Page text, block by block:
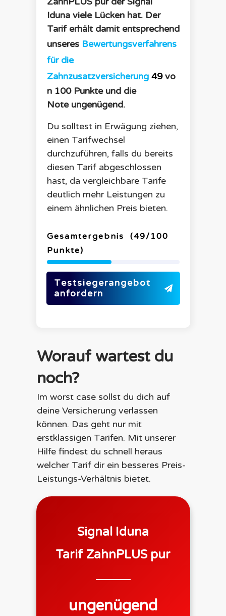
Idunaviele Lücken hat. Der
Tarif erhält damit entsprechend
unseres Bewertungsverfahrens
für die
Zahnzusatzversicherung 49vo
n 100 Punkte und die
Note ungenügend.
Du solltest in Erwägung ziehen,
einen Tarifwechsel
durchzuführen, falls du bereits
diesen Tarif abgeschlossen
hast, da vergleichbare Tarife
deutlich mehr Leistungen zu
einem ähnlichen Preis bieten.
Gesamtergebnis (49/100
Punkte)
Testsiegerangebot
anfordern
Worauf wartest du
noch?
Im worst case sollst du dich auf
deine Versicherung verlassen
können. Das geht nur mit
erstklassigen Tarifen. Mit unserer
Hilfe findest du schnell heraus
welcher Tarif dir ein besseres Preis-
Leistungs-Verhältnis bietet.
Signal Iduna
Tarif ZahnPLUS pur
ungenügend